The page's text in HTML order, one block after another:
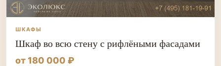
ШКАФЫ
Шкаф во всю стену с рифлёными фасадами
от 180 000 ₽